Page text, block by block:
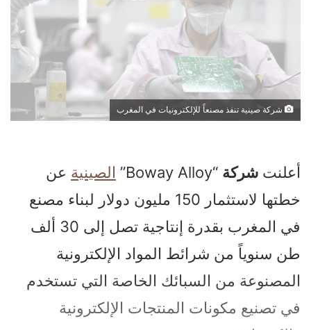
شركة صينية تنفذ مصنعاً للإلكترونيات في المغرب
أعلنت شركة “Boway Alloy” الصينية عن
خطتها لاستثمار 150 مليون دولار لبناء مصنع
في المغرب بقدرة إنتاجية تصل إلى 30 ألف
طن سنوياً من شرائط المواد الإلكترونية
المصنوعة من السبائك الخاصة التي تستخدم
في تصنيع مكونات المنتجات الإلكترونية